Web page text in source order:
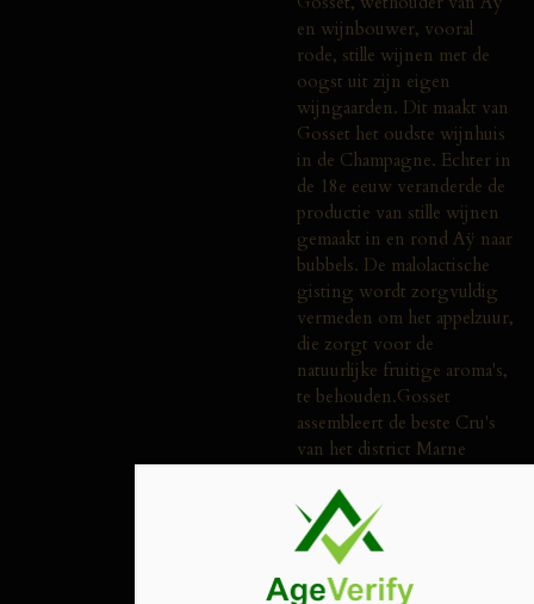
en wijnbouwer, vooral
rode, stille wijnen met de
oogst uit zijn eigen
wijngaarden. Dit maakt van
Gosset het oudste wijnhuis
in de Champagne. Echter in
de 18e eeuw veranderde de
productie van stille wijnen
gemaakt in en rond Aÿ naar
bubbels. De malolactische
gisting wordt zorgvuldig
vermeden om het appelzuur,
die zorgt voor de
natuurlijke fruitige aroma's,
te behouden.Gosset
assembleert de beste Cru's
van het district Marne
Cru's), met een gemiddelde
classificatie van 95% op de
officiële Cru schaal ("échelle
des crus").